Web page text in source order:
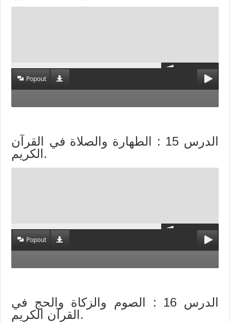
Popout
الدرس 15 : الطهارة والصلاة في القرآن
الكريم.
Popout
الدرس 16 : الصوم والزكاة والحج في
القرآن الكريم.